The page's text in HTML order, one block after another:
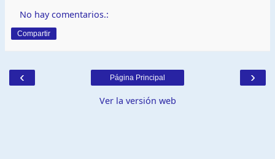
No hay comentarios.:
Compartir
‹ ›
Página Principal
Ver la versión web